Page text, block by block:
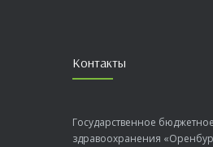
Контакты
Государственное
здравоохранения